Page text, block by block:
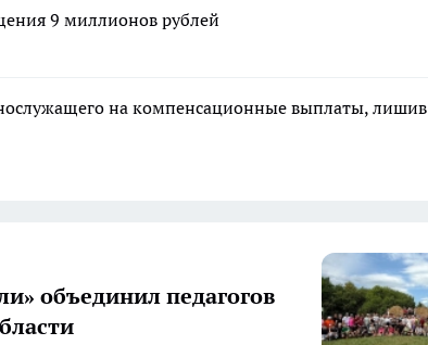
9 миллионов рублей
на компенсационные выплаты, лишив
объединил педагогов